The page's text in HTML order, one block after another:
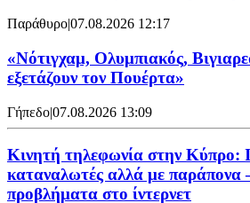
Παράθυρο|07.08.2026 12:17
«Νότιγχαμ, Ολυμπιακός,
εξετάζουν τον Πουέρτα»
Γήπεδο|07.08.2026 13:09
Κινητή τηλεφωνία στην Κύπρο:
καταναλωτές αλλά με παράπονα
προβλήματα στο ίντερνετ